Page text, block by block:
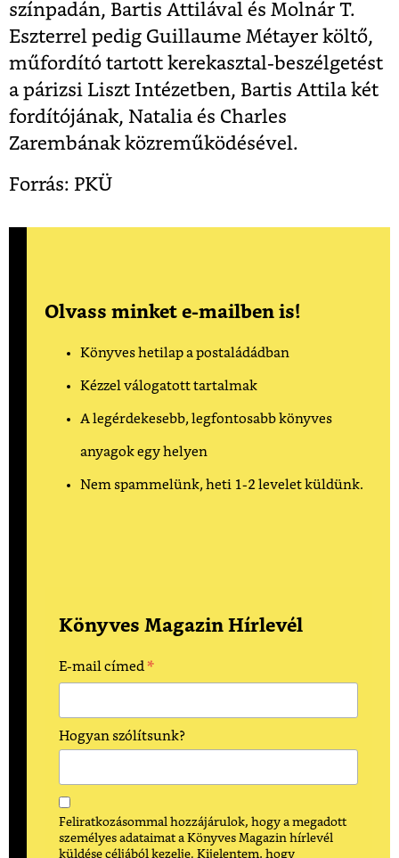
színpadán, Bartis Attilával és Molnár T.
Eszterrel pedig Guillaume Métayer költő,
műfordító tartott kerekasztal-beszélgetést
a párizsi Liszt Intézetben, Bartis Attila két
fordítójának, Natalia és Charles
Zarembának közreműködésével.
Forrás: PKÜ
Olvass minket e-mailben is!
Könyves hetilap a postaládádban
Kézzel válogatott tartalmak
A legérdekesebb, legfontosabb könyves
anyagok egy helyen
Nem spammelünk, heti 1-2 levelet küldünk.
Könyves Magazin Hírlevél
E-mail címed*
Hogyan szólítsunk?
Feliratkozásommal hozzájárulok, hogy a megadott
személyes adataimat a Könyves Magazin hírlevél
küldése céljából kezelje. Kijelentem, hogy